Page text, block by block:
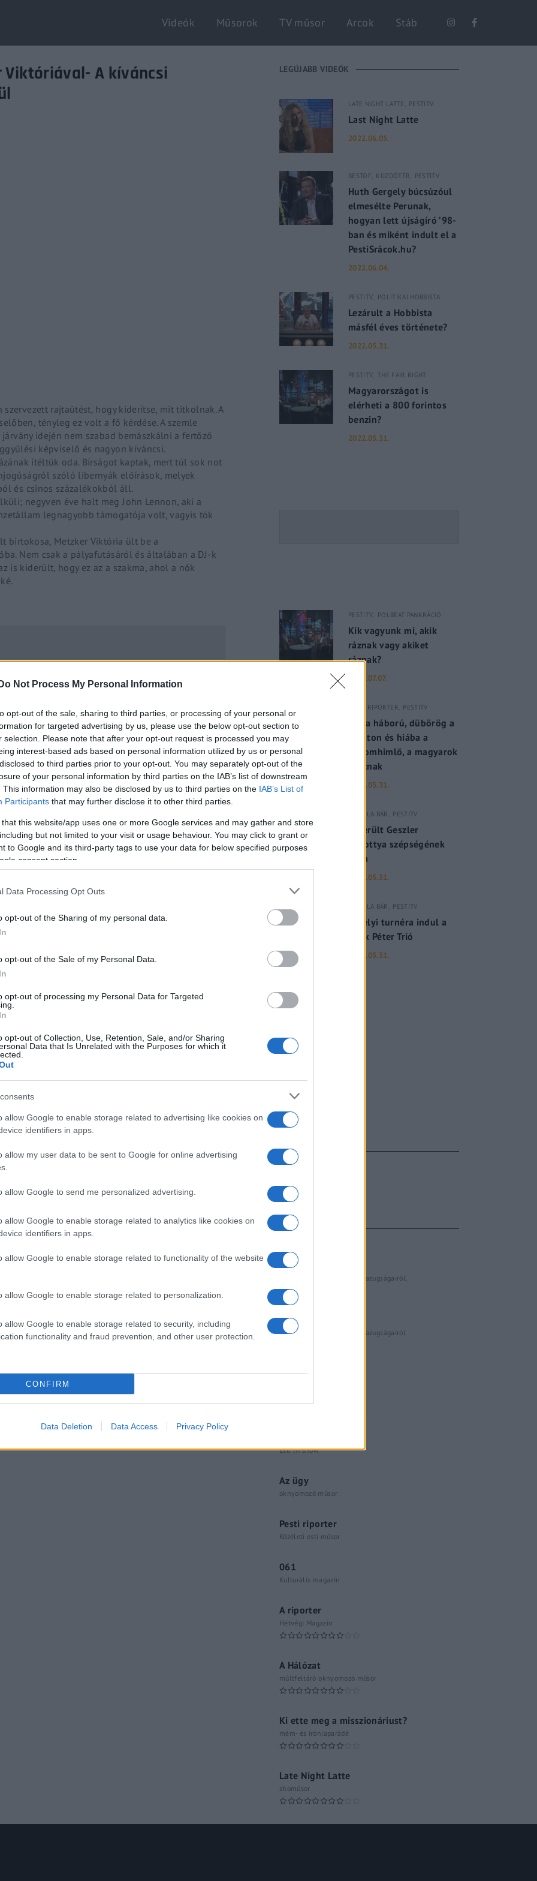
Do Not Process My Personal Information
opt-out of the sale, sharing to third parties, or processing of your personal or
for targeted advertising by us, please use the below opt-out section to
selection. Please note that after your opt-out request is processed you may
interest-based ads based on personal information utilized by us or personal
to third parties prior to your opt-out. You may separately opt-out of the
of your personal information by third parties on the IAB’s list of downstream
This information may also be disclosed by us to third parties on the IAB’s List of
Participants that may further disclose it to other third parties.
that this website/app uses one or more Google services and may gather and store
but not limited to your visit or usage behaviour. You may click to grant or
to Google and its third-party tags to use your data for below specified purposes
consent section.
Data Processing Opt Outs
opt-out of the Sharing of my personal data.
opt-out of the Sale of my Personal Data.
opt-out of processing my Personal Data for Targeted
opt-out of Collection, Use, Retention, Sale, and/or Sharing
Data that Is Unrelated with the Purposes for which it
allow Google to enable storage related to advertising like cookies on
identifiers in apps.
allow my user data to be sent to Google for online advertising
allow Google to send me personalized advertising.
allow Google to enable storage related to analytics like cookies on
identifiers in apps.
allow Google to enable storage related to functionality of the website
allow Google to enable storage related to personalization.
allow Google to enable storage related to security, including
functionality and fraud prevention, and other user protection.
CONFIRM
Data Deletion Data Access Privacy Policy
Videók Műsorok TV műsor Arcok Stáb
A kíváncsi
szervezett rajtaütést, hogy kiderítse, mit titkolnak. A
tényleg ez volt a fő kérdése. A szemle
idején nem szabad bemászkálni a fertőző
képviselő és nagyon kíváncsi.
ítéltük oda. Bírságot kaptak, mert túl sok not
szóló libernyák előírások, melyek
és csinos százalékokból áll.
negyven éve halt meg John Lennon, aki a
legnagyobb támogatója volt, vagyis tök
birtokosa, Metzker Viktória ült be a
Nem csak a pályafutásáról és általában a DJ-k
is kiderült, hogy ez az a szakma, ahol a nők
kilóg a nagy vörös brekkencs
a megszorítást
folyamata folyamatban van
megtudtuk, hogyan lett elege a liberális
sem lett vékonyabb a bőr-Politikai Hobbista
Hunyadi János-Politikai Hobbista György Lászlóval
– Szabad-e krumplit tartani lakásban?
Melyik gyár bezárásától lesz gazdagabb
LEGÚJABB VIDEÓK
LATE NIGHT LATTE PESTITV
Last Night Latte
2022.06.05.
BESTOF KÜZDŐTÉR PESTITV
Huth Gergely búcsúzóul
elmesélte Perunak,
hogyan lett újságíró ’98-
ban és miként indult el a
PestiSrácok.hu?
2022.06.04.
PESTITV POLITIKAI HOBBISTA
Lezárult a Hobbista
másfél éves története?
2022.05.31.
PESTITV THE FAIR RIGHT
Magyarországot is
elérheti a 800 forintos
benzin?
2022.05.31.
PESTITV POLBEAT PANKRÁCIÓ
Kik vagyunk mi, akik
ráznak vagy akiket
ráznak?
2022.07.07.
PESTI RIPORTER PESTITV
Dúl a háború, dübörög a
Balaton és hiába a
majomhimlő, a magyarok
utaznak
2022.05.31.
GERILLA BÁR PESTITV
Kiderült Geszler
Dorottya szépségének
titka
2022.05.31.
GERILLA BÁR PESTITV
Erdélyi turnéra indul a
Sárik Péter Trió
2022.05.31.
FŐCÍM
AJÁNLOTT VIDEÓK
Libernyákok
elemző műsor a baloldal hazugságairól
Görbe tükör a baloldalról
Számok és tények
elemző műsor a baloldal hazugságairól
talk-show
Hópelyhek olvadása
Esti hírshow
Az ügy
oknyomozó műsor
Pesti riporter
Közéleti esti műsor
061
Kulturális magazin
A riporter
Hétvégi Magazin
A Hálózat
múltfeltáró oknyomozó műsor
Ki ette meg a misszionáriust?
mém- és iróniaparádé
Late Night Latte
shoműsor
Login Register
Lost Your Password?